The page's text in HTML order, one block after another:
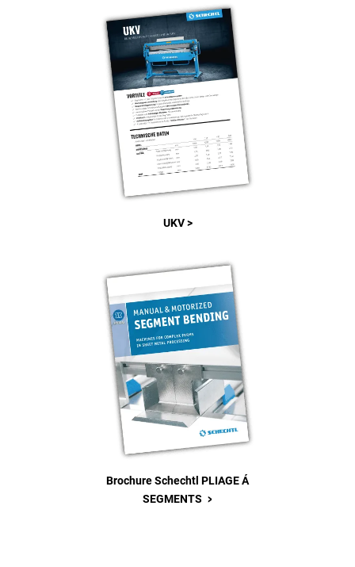
UKV >
Brochure Schechtl PLIAGE Á
SEGMENTS >